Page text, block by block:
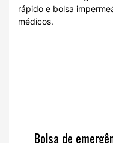
Bolsa de